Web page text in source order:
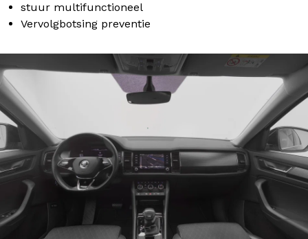
stuur multifunctioneel
Vervolgbotsing preventie